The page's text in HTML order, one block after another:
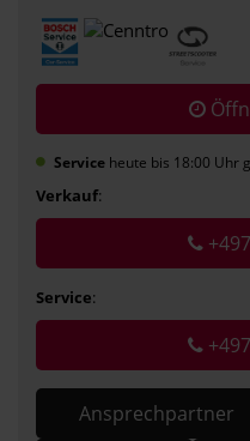
Serviceheute bis 18:00 Uhr
Verkauf:
Service:
Ansprechpartner